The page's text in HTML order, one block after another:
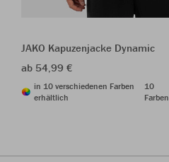
JAKO Kapuzenjacke Dynamic
ab 54,99 €
in 10 verschiedenen Farben
erhältlich
10
Farben